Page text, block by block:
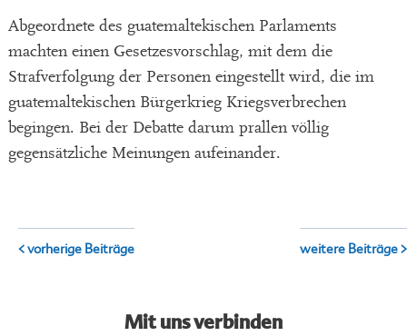
Abgeordnete des guatemaltekischen Parlaments
machten einen Gesetzesvorschlag, mit dem die
Strafverfolgung der Personen eingestellt wird, die im
guatemaltekischen Bürgerkrieg Kriegsverbrechen
begingen. Bei der Debatte darum prallen völlig
gegensätzliche Meinungen aufeinander.
weitere Beiträge >
< vorherige Beiträge
Mit uns verbinden